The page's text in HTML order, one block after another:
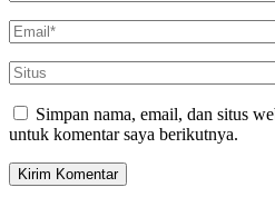
Simpan nama, email, dan situs
untuk komentar saya berikutnya.